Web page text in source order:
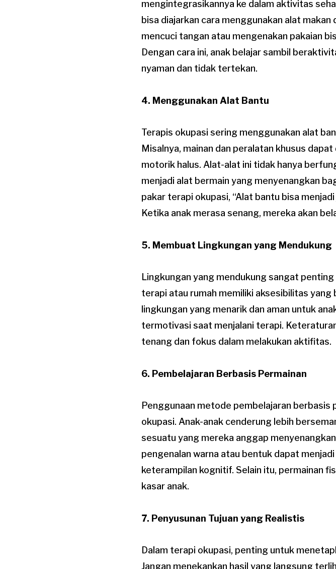
mengintegrasikannya ke dalam aktivitas
bisa diajarkan cara menggunakan alat
mencuci tangan atau mengenakan pakaian
Dengan cara ini, anak belajar sambil
nyaman dan tidak tertekan.
4. Menggunakan Alat Bantu
Terapis okupasi sering menggunakan alat
Misalnya, mainan dan peralatan khusus
motorik halus. Alat-alat ini tidak hanya
menjadi alat bermain yang menyenangkan
pakar terapi okupasi, “Alat bantu bisa
Ketika anak merasa senang, mereka akan
5. Membuat Lingkungan yang Mendukung
Lingkungan yang mendukung sangat
terapi atau rumah memiliki aksesibilitas yang
lingkungan yang menarik dan aman untuk
termotivasi saat menjalani terapi.
tenang dan fokus dalam melakukan aktifitas.
6. Pembelajaran Berbasis Permainan
Penggunaan metode pembelajaran
okupasi. Anak-anak cenderung lebih
sesuatu yang mereka anggap
pengenalan warna atau bentuk dapat
keterampilan kognitif. Selain itu, permainan
kasar anak.
7. Penyusunan Tujuan yang Realistis
Dalam terapi okupasi, penting untuk
Jangan menekankan hasil yang langsung